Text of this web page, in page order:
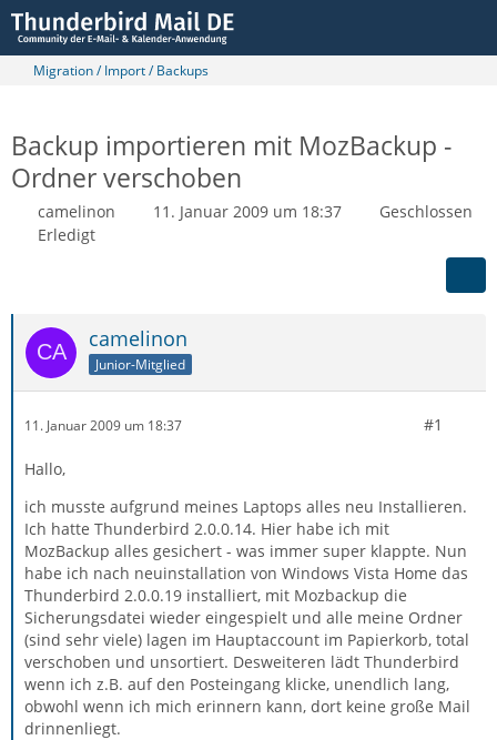
Migration / Import / Backups
Backup importieren mit MozBackup -
Ordner verschoben
camelinon 11. Januar 2009 um 18:37
Geschlossen
Erledigt
camelinon
Junior-Mitglied
11. Januar 2009 um 18:37 #1
Hallo,
ich musste aufgrund meines Laptops alles neu Installieren.
Ich hatte Thunderbird 2.0.0.14. Hier habe ich mit
MozBackup alles gesichert - was immer super klappte. Nun
habe ich nach neuinstallation von Windows Vista Home das
Thunderbird 2.0.0.19 installiert, mit Mozbackup die
Sicherungsdatei wieder eingespielt und alle meine Ordner
(sind sehr viele) lagen im Hauptaccount im Papierkorb, total
verschoben und unsortiert. Desweiteren lädt Thunderbird
wenn ich z.B. auf den Posteingang klicke, unendlich lang,
obwohl wenn ich mich erinnern kann, dort keine große Mail
drinnenliegt.